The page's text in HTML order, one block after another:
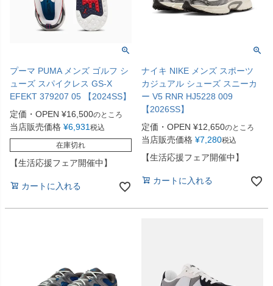
プーマ PUMA メンズ ゴルフ シ
ューズ スパイクレス GS-X
EFEKT 379207 05 【2024SS】
定価・OPEN ¥16,500のところ
当店販売価格 ¥6,931 税込
在庫切れ
【生活応援フェア開催中】
カートに入れる
ナイキ NIKE メンズ スポーツ
カジュアル シューズ スニーカ
ー V5 RNR HJ5228 009
【2026SS】
定価・OPEN ¥12,650のところ
当店販売価格 ¥7,280税込
【生活応援フェア開催中】
カートに入れる